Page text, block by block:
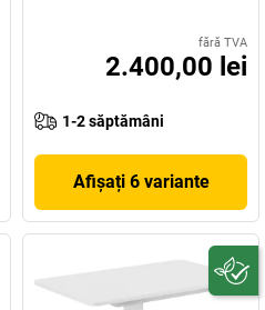
fără TVA
2.400,00 lei
1-2 săptămâni
Afișați 6 variante